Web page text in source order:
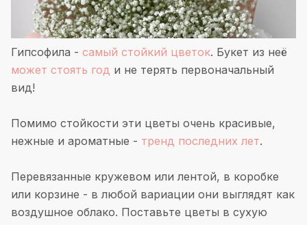
Гипсофила - самый стойкий цветок. Букет из неё
может стоять год и не терять первоначальный
вид!
Помимо стойкости эти цветы очень красивые,
нежные и ароматные - тренд последних лет.
Перевязанные кружевом или лентой, в коробке
или корзине - в любой вариации они выглядят как
воздушное облако. Поставьте цветы в сухую